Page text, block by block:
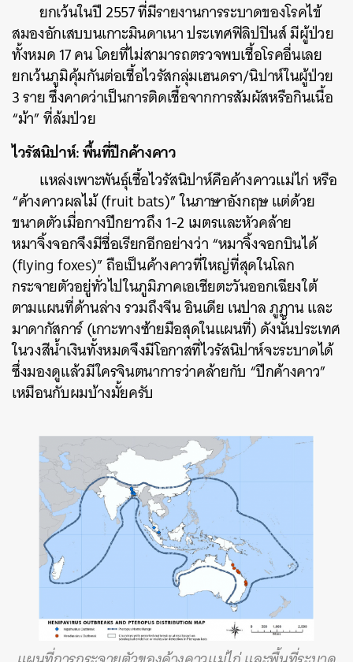
ยกเว้นในปี 2557 ที่มีรายงานการระบาดของโรคไข้
สมองอักเสบบนเกาะมินดาเนา ประเทศฟิลิปปินส์ มีผู้ป่วย
ทั้งหมด 17 คน โดยที่ไม่สามารถตรวจพบเชื้อโรคอื่นเลย
ยกเว้นภูมิคุ้มกันต่อเชื้อไวรัสกลุ่มเฮนดรา/นิปาห์ในผู้ป่วย
3 ราย ซึ่งคาดว่าเป็นการติดเชื้อจากการสัมผัสหรือกินเนื้อ
“ม้า” ที่ล้มป่วย
ไวรัสนิปาห์: พื้นที่ปีกค้างคาว
แหล่งเพาะพันธุ์เชื้อไวรัสนิปาห์คือค้างคาวแม่ไก่ หรือ
“ค้างคาวผลไม้ (fruit bats)” ในภาษาอังกฤษ แต่ด้วย
ขนาดตัวเมื่อกางปีกยาวถึง 1-2 เมตรและหัวคล้าย
หมาจิ้งจอกจึงมีชื่อเรียกอีกอย่างว่า “หมาจิ้งจอกบินได้
(flying foxes)” ถือเป็นค้างคาวที่ใหญ่ที่สุดในโลก
กระจายตัวอยู่ทั่วไปในภูมิภาคเอเชียตะวันออกเฉียงใต้
ตามแผนที่ด้านล่าง รวมถึงจีน อินเดีย เนปาล ภูฏาน และ
มาดากัสการ์ (เกาะทางซ้ายมือสุดในแผนที่) ดังนั้นประเทศ
ในวงสีน้ำเงินทั้งหมดจึงมีโอกาสที่ไวรัสนิปาห์จะระบาดได้
ซึ่งมองดูแล้วมีใครจินตนาการว่าคล้ายกับ “ปีกค้างคาว”
เหมือนกับผมบ้างมั้ยครับ